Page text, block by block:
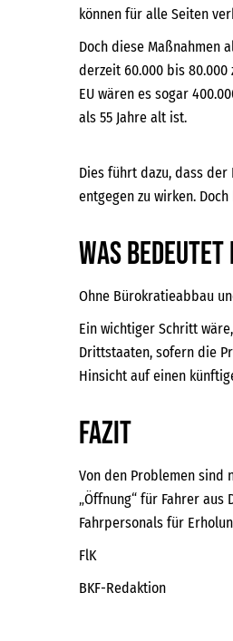
können für alle Seiten
Doch diese Maßnahmen
derzeit 60.000 bis 80.000
EU wären es sogar
als 55 Jahre alt ist.
Dies führt dazu, dass
entgegen zu wirken.
Was
Ohne Bürokratieabbau
Ein wichtiger Schritt
Drittstaaten, sofern die
Hinsicht auf einen
Fazit
Von den Problemen sind
„Öffnung“ für Fahrer
Fahrpersonals für
FlK
BKF-Redaktion